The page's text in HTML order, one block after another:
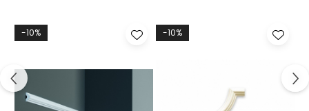
-10% -10%